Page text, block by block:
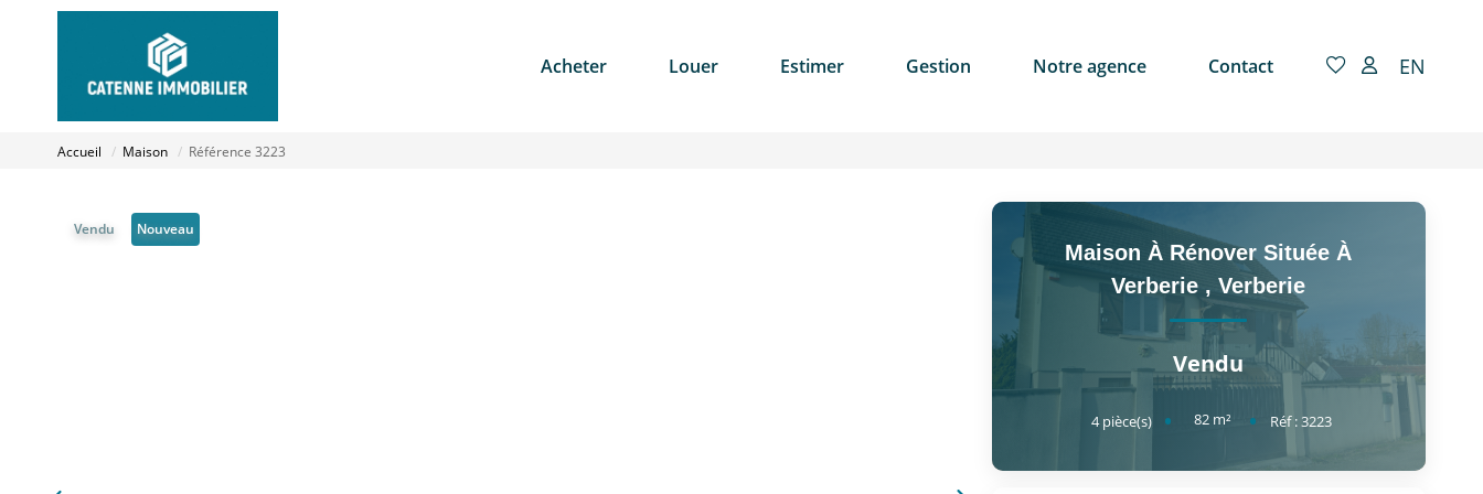
Acheter Louer Estimer Gestion Notre agence Contact EN
Accueil Maison Référence 3223
Vendu Nouveau
Maison À Rénover Située À
Verberie ,Verberie
Vendu
4pièce(s) 82 m² Réf :3223